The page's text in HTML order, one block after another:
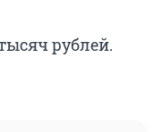
рублей.